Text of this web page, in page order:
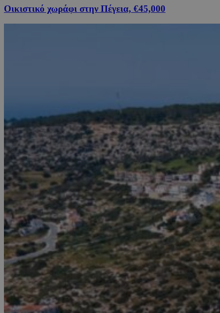
Οικιστικό χωράφι στην Πέγεια, €45,000